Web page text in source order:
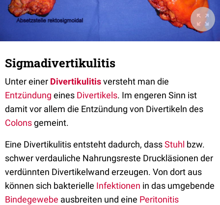
Sigmadivertikulitis
Unter einer Divertikulitisversteht man die
Entzündung eines Divertikels. Im engeren Sinn ist
damit vor allem die Entzündung von Divertikeln des
Colonsgemeint.
Eine Divertikulitis entsteht dadurch, dassStuhl bzw.
schwer verdauliche Nahrungsreste Druckläsionen der
verdünnten Divertikelwand erzeugen. Von dort aus
können sich bakterielle Infektionen in das umgebende
Bindegewebe ausbreiten und eine Peritonitis